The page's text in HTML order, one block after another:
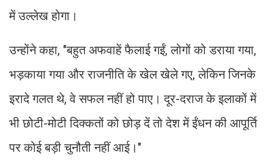
में उल्लेख होगा।
उन्होंने कहा, "बहुत अफवाहें फैलाई गईं, लोगों को डराया गया,
भड़काया गया और राजनीति के खेल खेले गए, लेकिन जिनके
इरादे गलत थे, वे सफल नहीं हो पाए। दूर-दराज के इलाकों में
भी छोटी-मोटी दिक्कतों को छोड़ दें तो देश में ईंधन की आपूर्ति
पर कोई बड़ी चुनौती नहीं आई।"